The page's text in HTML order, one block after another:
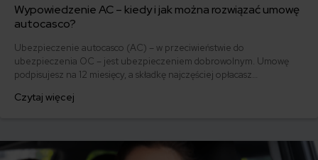
Wypowiedzenie AC – kiedy i jak można rozwiązać umowę
autocasco?
Ubezpieczenie autocasco (AC) – w przeciwieństwie do
ubezpieczenia OC – jest ubezpieczeniem dobrowolnym. Umowę
podpisujesz na 12 miesięcy, a składkę najczęściej opłacasz
ofertę lub zdecydowałeś się sprzedać samochód w trakcie trwania
Czytaj więcej